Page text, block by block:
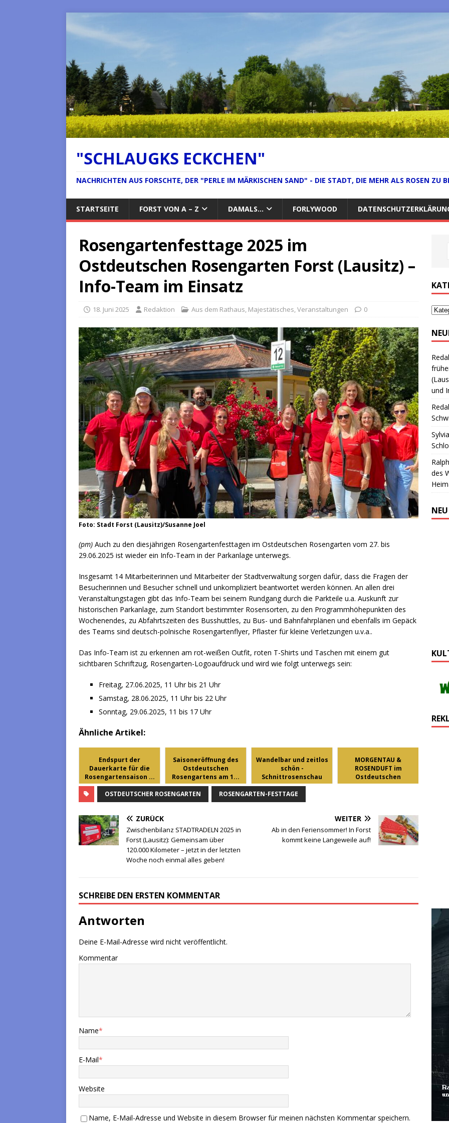
"SCHLAUGKS ECKCHEN"
NACHRICHTEN AUS FORSCHTE, DER "PERLE IM MÄRKISCHEN SAND" - DIE STADT, DIE MEHR ALS ROSEN ZU
STARTSEITE FORST VON A – Z DAMALS… FORLYWOOD
Rosengartenfesttage 2025 im
Ostdeutschen Rosengarten Forst (Lausitz) –
Info-Team im Einsatz
18. Juni 2025 Redaktion Aus dem Rathaus, Majestätisches,Veranstaltungen 0
Foto: Stadt Forst (Lausitz)/Susanne Joel
(pm) Auch zu den diesjährigen Rosengartenfesttagen im Ostdeutschen Rosengarten vom 27. bis
29.06.2025 ist wieder ein Info-Team in der Parkanlage unterwegs.
Insgesamt 14 Mitarbeiterinnen und Mitarbeiter der Stadtverwaltung sorgen dafür, dass die Fragen der
Besucherinnen und Besucher schnell und unkompliziert beantwortet werden können. An allen drei
Veranstaltungstagen gibt das Info-Team bei seinem Rundgang durch die Parkteile u.a. Auskunft zur
historischen Parkanlage, zum Standort bestimmter Rosensorten, zu den Programmhöhepunkten des
Wochenendes, zu Abfahrtszeiten des Busshuttles, zu Bus- und Bahnfahrplänen und ebenfalls im Gepäck
des Teams sind deutsch-polnische Rosengartenflyer, Pflaster für kleine Verletzungen u.v.a..
Das Info-Team ist zu erkennen am rot-weißen Outfit, roten T-Shirts und Taschen mit einem gut
sichtbaren Schriftzug, Rosengarten-Logoaufdruck und wird wie folgt unterwegs sein:
Freitag, 27.06.2025, 11 Uhr bis 21 Uhr
Samstag, 28.06.2025, 11 Uhr bis 22 Uhr
Sonntag, 29.06.2025, 11 bis 17 Uhr
Ähnliche Artikel:
Endspurt der
Dauerkarte für die
Rosengartensaison ...
Saisoneröffnung des
Ostdeutschen
Rosengartens am 1...
Wandelbar und zeitlos
schön -
Schnittrosenschau
zu...
MORGENTAU &
ROSENDUFT im
Ostdeutschen
Rosengarten ...
OSTDEUTSCHER ROSENGARTEN
ROSENGARTEN-FESTTAGE
ZURÜCK
Zwischenbilanz STADTRADELN 2025 in
Forst (Lausitz): Gemeinsam über
120.000 Kilometer – jetzt in der letzten
Woche noch einmal alles geben!
WEITER
Ab in den Feriensommer! In Forst
kommt keine Langeweile auf!
SCHREIBE DEN ERSTEN KOMMENTAR
Antworten
Deine E-Mail-Adresse wird nicht veröffentlicht.
Kommentar
Name*
E-Mail*
Website
Name, E-Mail-Adresse und Website in diesem Browser für meinen nächsten Kommentar speichern.
und
Sylvia
des